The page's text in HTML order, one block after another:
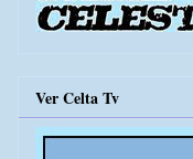
Ver Celta Tv